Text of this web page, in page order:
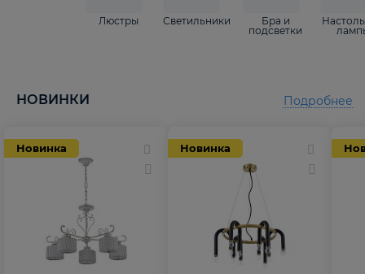
Люстры Светильники
Бра и
подсветки
НОВИНКИ
Новинка Новинка
Подробнее